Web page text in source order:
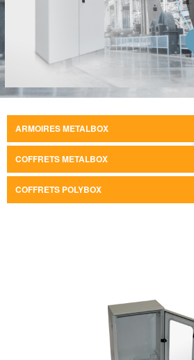
ARMOIRES METALBOX
COFFRETS METALBOX
COFFRETS POLYBOX